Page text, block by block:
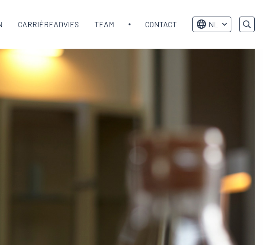
CARRIÈREADVIES TEAM CONTACT NL